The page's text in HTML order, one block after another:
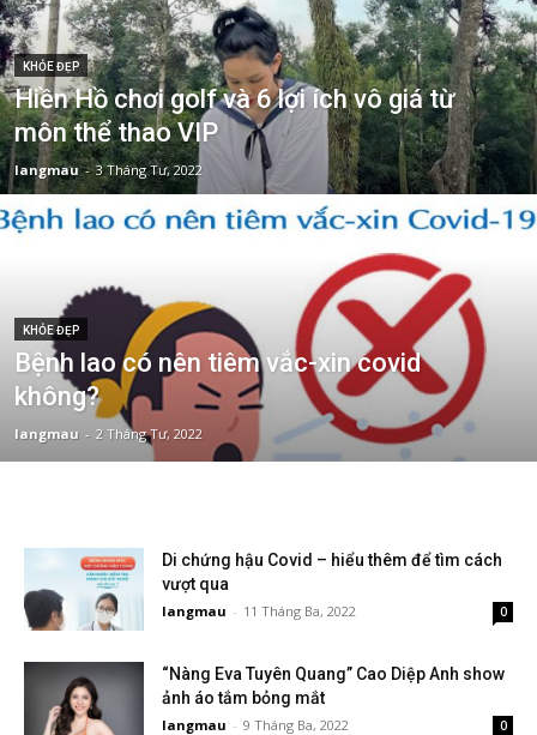
KHỎE ĐẸP
Hiền Hồ chơi golf và 6 lợi ích vô giá từ
môn thể thao VIP
langmau - 3 Tháng Tư, 2022
KHỎE ĐẸP
Bệnh lao có nên tiêm vắc-xin covid
không?
langmau - 2 Tháng Tư, 2022
Di chứng hậu Covid – hiểu thêm để tìm cách
vượt qua
langmau - 11 Tháng Ba, 2022 0
“Nàng Eva Tuyên Quang” Cao Diệp Anh show
ảnh áo tắm bỏng mắt
langmau - 9 Tháng Ba, 2022 0